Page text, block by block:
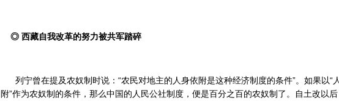
◎ 西藏自我改革的努力被共军踏碎
列宁曾在提及农奴制时说：“农民对地主的人身依附是这种经济制度的条件”。如果以“
附”作为农奴制的条件，那么中国的人民公社制度，便是百分之百的农奴制了。自土改以